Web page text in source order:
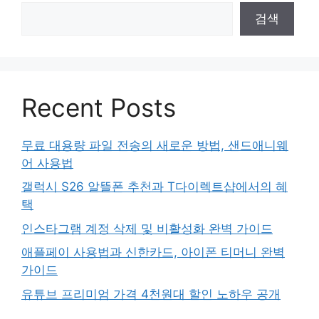
검색
Recent Posts
무료 대용량 파일 전송의 새로운 방법, 샌드애니웨
어 사용법
갤럭시 S26 알뜰폰 추천과 T다이렉트샵에서의 혜
택
인스타그램 계정 삭제 및 비활성화 완벽 가이드
애플페이 사용법과 신한카드, 아이폰 티머니 완벽
가이드
유튜브 프리미엄 가격 4천원대 할인 노하우 공개